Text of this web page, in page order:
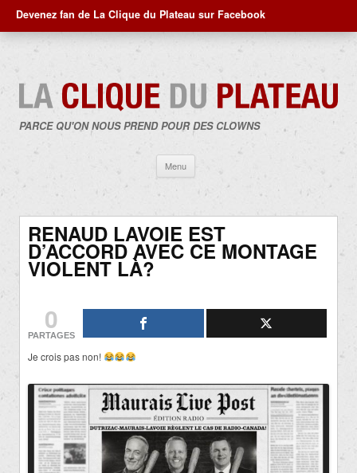
Devenez fan de La Clique du Plateau sur Facebook
PARCE QU'ON NOUS PREND POUR DES CLOWNS
Menu
contenu
RENAUD LAVOIE EST
D’ACCORD AVEC CE MONTAGE
VIOLENT LÀ?
0
PARTAGES
Je crois pas non!